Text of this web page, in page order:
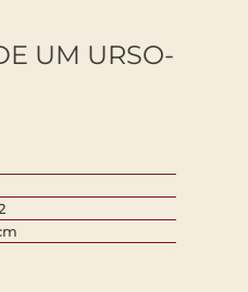
UM URSO-